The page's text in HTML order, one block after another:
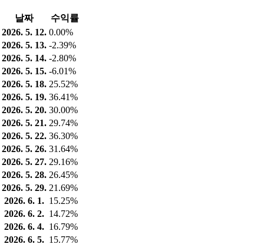
날짜
수익률
2026. 5. 12. 0.00%
2026. 5. 13. -2.39%
2026. 5. 14. -2.80%
2026. 5. 15. -6.01%
2026. 5. 18. 25.52%
2026. 5. 19. 36.41%
2026. 5. 20. 30.00%
2026. 5. 21. 29.74%
2026. 5. 22. 36.30%
2026. 5. 26. 31.64%
2026. 5. 27. 29.16%
2026. 5. 28. 26.45%
2026. 5. 29. 21.69%
2026. 6. 1. 15.25%
2026. 6. 2. 14.72%
2026. 6. 4. 16.79%
2026. 6. 5. 15.77%